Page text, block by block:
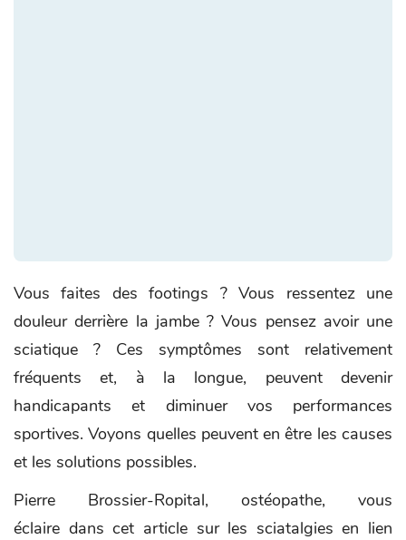
Vous faites des footings ? Vous ressentez une
douleur derrière la jambe ? Vous pensez avoir une
sciatique ? Ces symptômes sont relativement
fréquents et, à la longue, peuvent devenir
handicapants et diminuer vos performances
sportives. Voyons quelles peuvent en être les causes
et les solutions possibles.
Pierre Brossier-Ropital, ostéopathe, vous
éclaire dans cet article sur les sciatalgies en lien